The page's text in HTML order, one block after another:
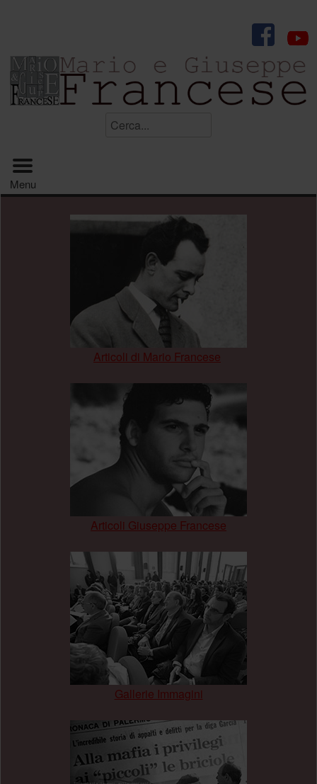
Menu principale
Menu
Articoli di Mario Francese
Articoli Giuseppe Francese
Gallerie Immagini